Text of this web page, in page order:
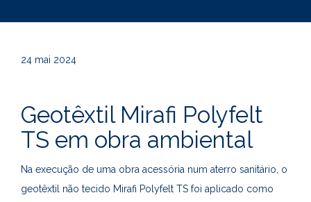
24 mai 2024
Geotêxtil Mirafi Polyfelt
TS em obra ambiental
Na execução de uma obra acessória num aterro sanitário, o
geotêxtil não tecido Mirafi Polyfelt TS foi aplicado como